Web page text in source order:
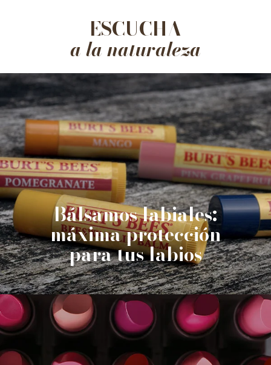
ESCUCHA
a la naturaleza
Bálsamos labiales:
máxima protección
para tus labios